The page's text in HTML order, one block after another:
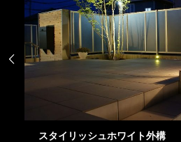
受賞作品
スタイリッシュデザイン外構
